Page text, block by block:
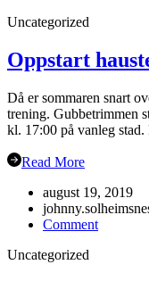
Uncategorized
Oppstart
Då er sommaren snart
trening. Gubbetrimmen
kl. 17:00 på vanleg
Read More
august 19, 2019
Commenton
Uncategorized